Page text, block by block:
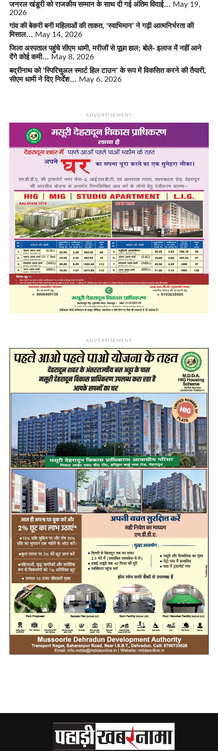
जनरल खंडूरी को राजकीय सम्मान के साथ दी गई अंतिम विदाई… May 19,
2026
गांव की बेकरी बनी महिलाओं की ताकत, ‘स्वाभिमान’ ने गढ़ी आत्मनिर्भरता की
मिसाल… May 14, 2026
जिला अस्पताल पहुंचे सीएम धामी, मरीजों से पूछा हाल; बोले- इलाज में नहीं आने
देंगे कोई कमी… May 8, 2026
बद्रीनाथ को ‘स्पिरिचुअल स्मार्ट हिल टाउन’ के रूप में विकसित करने की तैयारी,
सीएम धामी ने दिए निर्देश… May 6, 2026
ADVERTISEMENT
ADVERTISEMENT